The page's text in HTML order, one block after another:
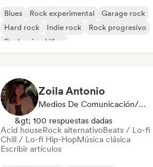
Blues Rock experimental
Garage rock
Hard rock
Indie rock
Rock progresivo
Rock psicodélico
Zoila Antonio
Medios De Comunicación/Periodista
&gt; 100 respuestas dadas
Acid houseRock alternativoBeats / Lo-fi
Chill / Lo-fi Hip-HopMúsica clásica
Escribir artículos